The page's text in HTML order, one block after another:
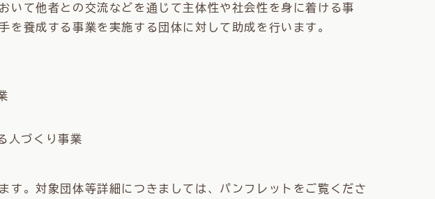
いて他者との交流などを通じて主体性や社会性を身に着ける事
を養成する事業を実施する団体に対して助成を行います。
人づくり事業
す。対象団体等詳細につきましては、パンフレットをご覧くださ